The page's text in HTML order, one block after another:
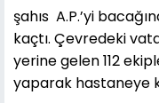
şahıs A.P.’yi
kaçtı. Çevredeki
yerine gelen 112
yaparak hastaneye